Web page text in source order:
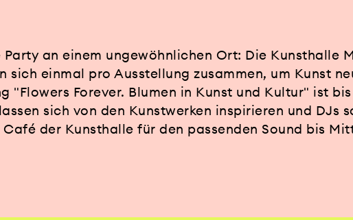
an einem ungewöhnlichen Ort: Die Kunsthalle
sich einmal pro Ausstellung zusammen, um Kunst
"Flowers Forever. Blumen in Kunst und Kultur" ist
sich von den Kunstwerken inspirieren und DJs
der Kunsthalle für den passenden Sound bis